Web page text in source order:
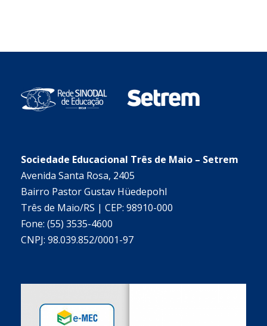
Sociedade Educacional Três de Maio – Setrem
Avenida Santa Rosa, 2405
Bairro Pastor Gustav Hüedepohl
Três de Maio/RS | CEP: 98910-000
Fone: (55) 3535-4600
CNPJ: 98.039.852/0001-97